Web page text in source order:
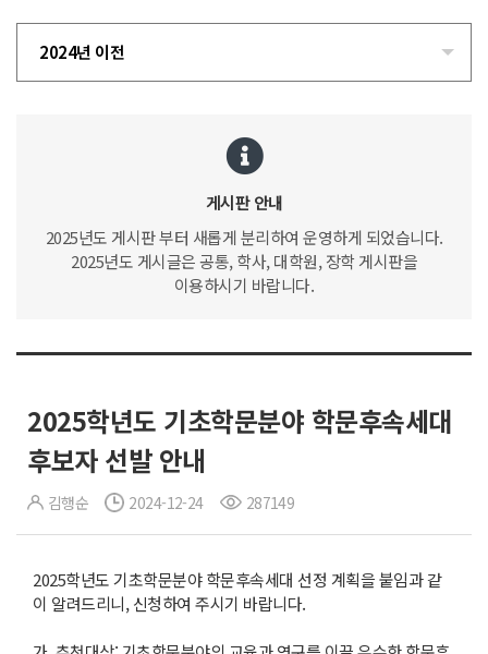
2024년 이전
게시판 안내
2025년도 게시판 부터 새롭게 분리하여 운영하게 되었습니다.
2025년도 게시글은 공통, 학사, 대학원, 장학 게시판을
이용하시기 바랍니다.
2025학년도 기초학문분야 학문후속세대
후보자 선발 안내
김행순 2024-12-24 287149
2025학년도 기초학문분야 학문후속세대 선정 계획을 붙임과 같
이 알려드리니, 신청하여 주시기 바랍니다.